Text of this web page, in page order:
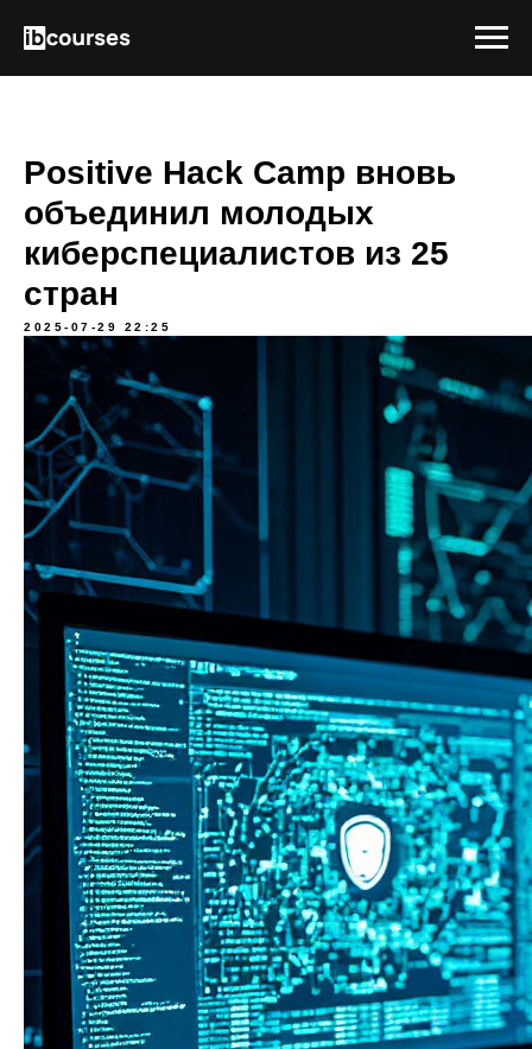
Positive Hack Camp вновь
объединил молодых
киберспециалистов из 25
стран
2025-07-29 22:25